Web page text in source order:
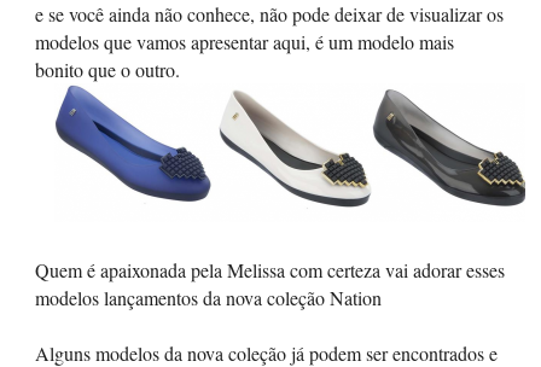
e se você ainda não conhece, não pode deixar de visualizar os
modelos que vamos apresentar aqui, é um modelo mais
bonito que o outro.
Quem é apaixonada pela Melissa com certeza vai adorar esses
modelos lançamentos da nova coleção Nation
Alguns modelos da nova coleção já podem ser encontrados e